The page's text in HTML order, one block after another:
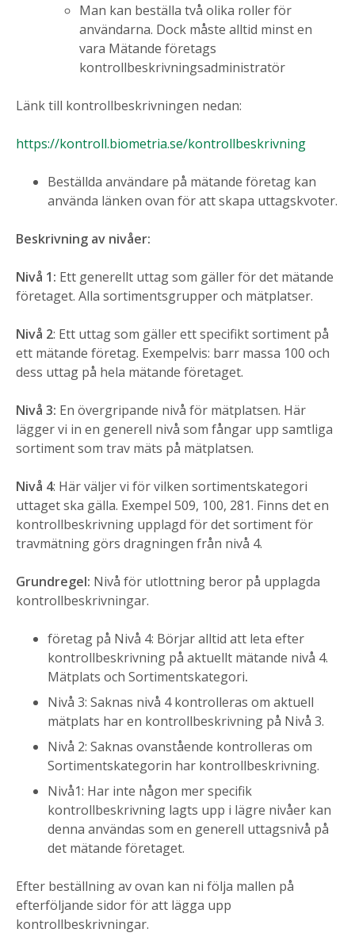
Man kan beställa två olika roller för
användarna. Dock måste alltid minst en
vara Mätande företags
kontrollbeskrivningsadministratör
Länk till kontrollbeskrivningen nedan:
https://kontroll.biometria.se/kontrollbeskrivning
Beställda användare på mätande företag kan
använda länken ovan för att skapa uttagskvoter.
Beskrivning av nivåer:
Nivå 1: Ett generellt uttag som gäller för det mätande
företaget. Alla sortimentsgrupper och mätplatser.
Nivå 2: Ett uttag som gäller ett specifikt sortiment på
ett mätande företag. Exempelvis: barr massa 100 och
dess uttag på hela mätande företaget.
Nivå 3: En övergripande nivå för mätplatsen. Här
lägger vi in en generell nivå som fångar upp samtliga
sortiment som trav mäts på mätplatsen.
Nivå 4: Här väljer vi för vilken sortimentskategori
uttaget ska gälla. Exempel 509, 100, 281. Finns det en
kontrollbeskrivning upplagd för det sortiment för
travmätning görs dragningen från nivå 4.
Grundregel: Nivå för utlottning beror på upplagda
kontrollbeskrivningar.
företag på Nivå 4: Börjar alltid att leta efter
kontrollbeskrivning på aktuellt mätande nivå 4.
Mätplats och Sortimentskategori.
Nivå 3: Saknas nivå 4 kontrolleras om aktuell
mätplats har en kontrollbeskrivning på Nivå 3.
Nivå 2: Saknas ovanstående kontrolleras om
Sortimentskategorin har kontrollbeskrivning.
Nivå1: Har inte någon mer specifik
kontrollbeskrivning lagts upp i lägre nivåer kan
denna användas som en generell uttagsnivå på
det mätande företaget.
Efter beställning av ovan kan ni följa mallen på
efterföljande sidor för att lägga upp
kontrollbeskrivningar.